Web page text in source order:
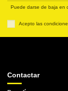
Puede darse de baja en
Acepto las
Contactar